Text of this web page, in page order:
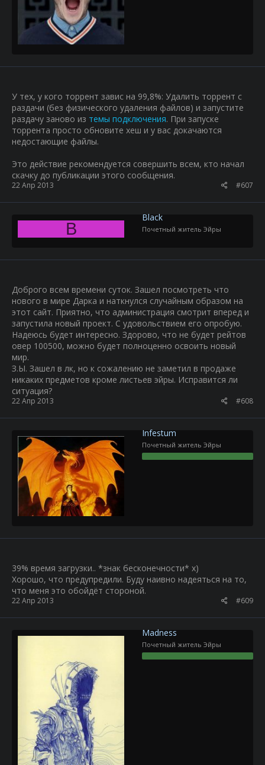
У тех, у кого торрент завис на 99,8%: Удалить торрент с
раздачи (без физического удаления файлов) и запустите
раздачу заново из темы подключения. При запуске
торрента просто обновите хеш и у вас докачаются
недостающие файлы.
Это действие рекомендуется совершить всем, кто начал
скачку до публикации этого сообщения.
22 Апр 2013 #607
B
Black
Почетный житель Эйры
Доброго всем времени суток. Зашел посмотреть что
нового в мире Дарка и наткнулся случайным образом на
этот сайт. Приятно, что администрация смотрит вперед и
запустила новый проект. С удовольствием его опробую.
Надеюсь будет интересно. Здорово, что не будет рейтов
овер 100500, можно будет полноценно освоить новый
мир.
З.Ы. Зашел в лк, но к сожалению не заметил в продаже
никаких предметов кроме листьев эйры. Исправится ли
ситуация?
22 Апр 2013 #608
Infestum
Почетный житель Эйры
39% время загрузки.. *знак бесконечности* х)
Хорошо, что предупредили. Буду наивно надеяться на то,
что меня это обойдёт стороной.
22 Апр 2013 #609
Madness
Почетный житель Эйры